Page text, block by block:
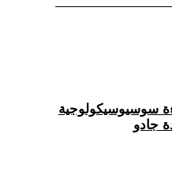
سوسيوسيكولوجية
جادو